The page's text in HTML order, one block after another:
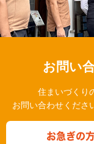
お問い
住まいづくり
お問い合わせくださ
お急ぎの